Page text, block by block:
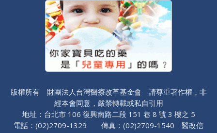
版權所有 財團法人台灣醫療改革基金會 請尊重著作權，非
經本會同意，嚴禁轉載或私自引用
地址：台北市 106 復興南路二段 151 巷 8 號 3 樓之 5
電話：(02)2709-1329 傳真：(02)2709-1540 醫改信